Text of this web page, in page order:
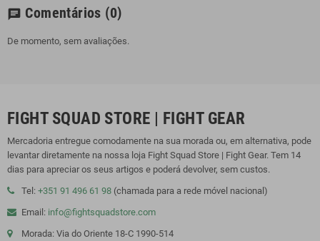
chat Comentários (0)
De momento, sem avaliações.
FIGHT SQUAD STORE | FIGHT GEAR
Mercadoria entregue comodamente na sua morada ou, em alternativa, pode
levantar diretamente na nossa loja Fight Squad Store | Fight Gear. Tem 14
dias para apreciar os seus artigos e poderá devolver, sem custos.
Tel: +351 91 496 61 98 (chamada para a rede móvel nacional)
Email: info@fightsquadstore.com
Morada: Via do Oriente 18-C 1990-514